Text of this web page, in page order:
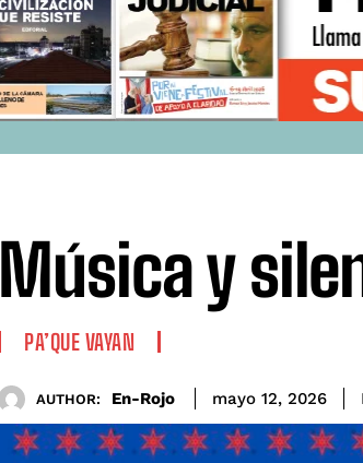
Música y
PA’QUE VAYAN
AUTHOR: En-Rojo mayo 12, 2026